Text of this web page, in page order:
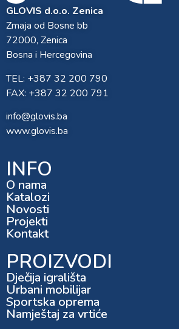
GLOVIS d.o.o. Zenica
Zmaja od Bosne bb
72000, Zenica
Bosna i Hercegovina
TEL: +387 32 200 790
FAX: +387 32 200 791
info@glovis.ba
www.glovis.ba
INFO
O nama
Katalozi
Novosti
Projekti
Kontakt
PROIZVODI
Dječija igrališta
Urbani mobilijar
Sportska oprema
Namještaj za vrtiće